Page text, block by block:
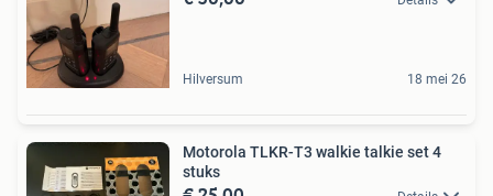
Hilversum 18 mei 26
Motorola TLKR-T3 walkie talkie set 4
stuks